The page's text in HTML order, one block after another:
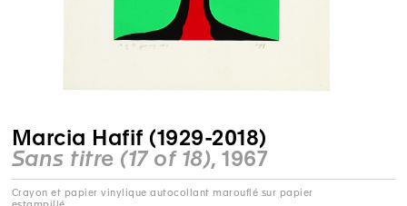
Marcia Hafif (1929-2018)
Sans titre (17 of 18), 1967
Crayon et papier vinylique autocollant marouflé sur papier
estampillé